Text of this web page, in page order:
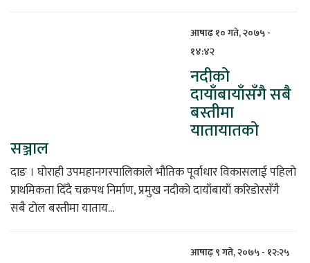
आषाढ़ १० गते, २०७५ -
१४:४२
नदीको
दायाँबायाँसँगै सबै
बस्तीमा
यातायातको
सञ्जाल
दाङ । घोराही उपमहानगरपालिकाले भौतिक पूर्वाधार विकासलाई पहिलो
प्राथमिकता दिँदै चक्रपथ निर्माण, प्रमुख नदीको दायाँबायाँ करिडोरसँगै
सबै टोल बस्तीमा याताय...
आषाढ़ ९ गते, २०७५ - १२:२५